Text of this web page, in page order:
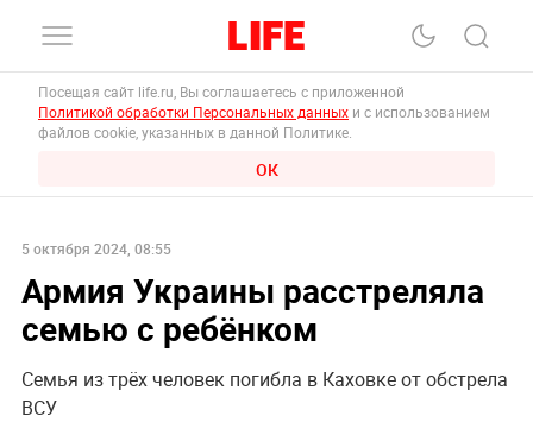
Посещая сайт life.ru, Вы соглашаетесь с приложенной
Политикой обработки Персональных данных и с использованием
файлов cookie, указанных в данной Политике.
ОК
5 октября 2024, 08:55
Армия Украины расстреляла
семью с ребёнком
Семья из трёх человек погибла в Каховке от обстрела
ВСУ